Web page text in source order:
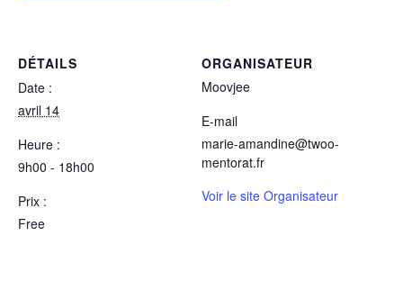
DÉTAILS
Date :
avril 14
Heure :
9h00 - 18h00
Prix :
Free
ORGANISATEUR
Moovjee
E-mail
marie-amandine@twoo-
mentorat.fr
Voir le site Organisateur